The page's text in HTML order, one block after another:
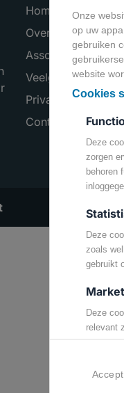
Home
Over ons
Assortiment
Veelgestelde
Privacy verklaring
Contact
Onze
op uw
gebruiken
website
Cookies
Deze
zorgen
behoren
Deze
zoals
gebruikt
Deze
relevant
Cookies
staan,